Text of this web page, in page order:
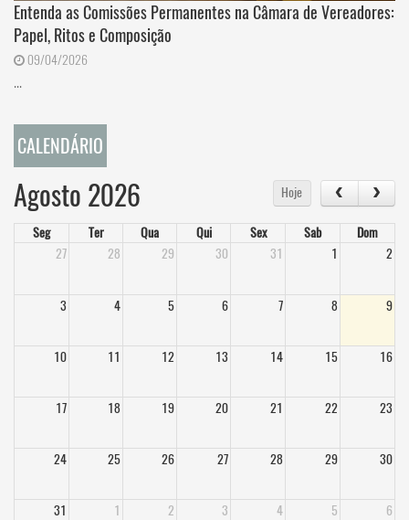
Entenda as Comissões Permanentes na Câmara de Vereadores:
Papel, Ritos e Composição
09/04/2026
...
CALENDÁRIO
Agosto 2026 Hoje
Seg Ter Qua Qui Sex Sab
Dom
27
28 29 30 31 1 2
3 4 5 6 7 8 9
10 11 12 13 14 15 16
17 18 19 20 21 22 23
24 25 26 27 28 29 30
31 1 2 3 4 5 6